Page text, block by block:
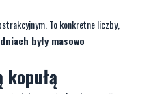
To konkretne liczby,
były masowo
kopułą